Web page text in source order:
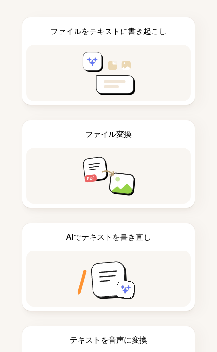
ファイルをテキストに書き起こし
ファイル変換
AIでテキストを書き直し
テキストを音声に変換